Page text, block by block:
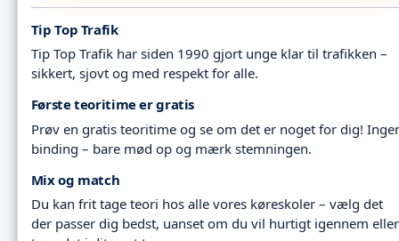
Tip Top Trafik
Tip Top Trafik har siden 1990 gjort unge klar til trafikken –
sikkert, sjovt og med respekt for alle.
Første teoritime er gratis
Prøv en gratis teoritime og se om det er noget for dig!
binding – bare mød op og mærk stemningen.
Mix og match
Du kan frit tage teori hos alle vores køreskoler – vælg det
der passer dig bedst, uanset om du vil hurtigt igennem eller